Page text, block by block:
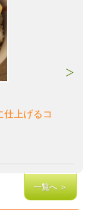
仕上げるコ
一覧へ ＞